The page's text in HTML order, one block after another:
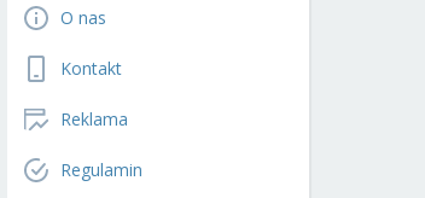
O nas
Kontakt
Reklama
Regulamin